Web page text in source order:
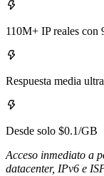
110M+ IP reales con
Respuesta media
Desde solo $0.1/GB
Acceso inmediato a
datacenter, IPv6 e